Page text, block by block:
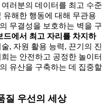
러분의 데이터를 최고 수준
유해한 행동에 대해 무관용
무결성을 보호하는 벽을 구
드에서 최고 자리를 차지하
, 자원 활용 능력, 끈기의 진
는 안전하고 공정한 놀이터
유산을 구축하는 데 집중할
질 우선의 세상